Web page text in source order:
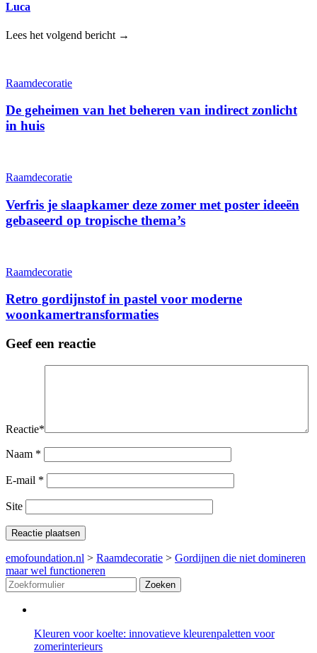
Luca
Lees het volgend bericht →
Raamdecoratie
De geheimen van het beheren van indirect zonlicht
in huis
Raamdecoratie
Verfris je slaapkamer deze zomer met poster ideeën
gebaseerd op tropische thema’s
Raamdecoratie
Retro gordijnstof in pastel voor moderne
woonkamertransformaties
Geef een reactie
Reactie*
Naam *
E-mail *
Site
emofoundation.nl > Raamdecoratie > Gordijnen die niet domineren
maar wel functioneren
Zoeken
Kleuren voor koelte: innovatieve kleurenpaletten voor
zomerinterieurs